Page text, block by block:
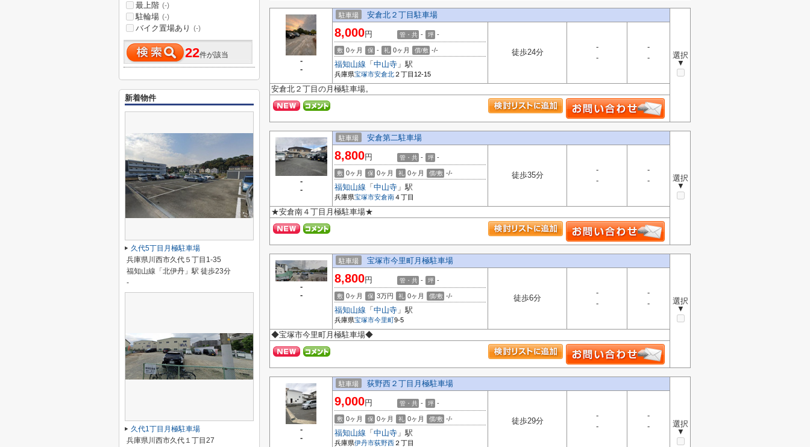
-
-
駐車場 安倉北２丁目駐車場
選択
▼
8,000円 管・共 - 坪 -
敷 0ヶ月 保 - 礼 0ヶ月 償/敷 -/-
福知山線 「 中山寺 」駅
兵庫県宝塚市安倉北 ２丁目12-15
徒歩24分
-
-
-
-
安倉北２丁目の月極駐車場。
-
-
駐車場 安倉第二駐車場
選択
▼
8,800円 管・共 - 坪 -
敷 0ヶ月 保 0ヶ月 礼 0ヶ月 償/敷 -/-
福知山線 「 中山寺 」駅
兵庫県宝塚市安倉南４丁目
徒歩35分
-
-
-
-
★安倉南４丁目月極駐車場★
-
-
駐車場 宝塚市今里町月極駐車場
選択
▼
8,800円 管・共 - 坪 -
敷 0ヶ月 保 3万円 礼 0ヶ月 償/敷 -/-
福知山線 「 中山寺 」駅
兵庫県宝塚市今里町9-5
徒歩6分
-
-
-
-
◆宝塚市今里町月極駐車場◆
-
-
駐車場 荻野西２丁目月極駐車場
選択
▼
9,000円 管・共 - 坪 -
敷 0ヶ月 保 0ヶ月 礼 0ヶ月 償/敷 -/-
福知山線 「 中山寺 」駅
兵庫県伊丹市荻野西 ２丁目
徒歩29分
-
-
-
-
最上階 (-)
駐輪場 (-)
バイク置場あり (-)
22件が該当
新着物件
久代5丁目月極駐車場
兵庫県川西市久代５丁目1-35
福知山線「北伊丹」駅 徒歩23分
-
久代1丁目月極駐車場
兵庫県川西市久代１丁目27